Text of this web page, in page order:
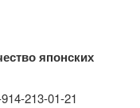
японских
213-01-21